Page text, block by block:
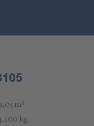
m³
kg